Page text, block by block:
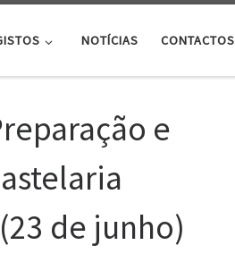
NOTÍCIAS CONTACTOS
e
de junho)